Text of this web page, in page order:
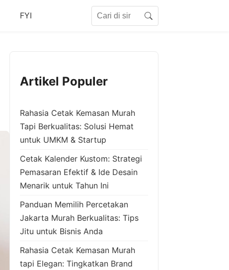
FYI Search
Artikel Populer
Rahasia Cetak Kemasan Murah
Tapi Berkualitas: Solusi Hemat
untuk UMKM & Startup
Cetak Kalender Kustom: Strategi
Pemasaran Efektif & Ide Desain
Menarik untuk Tahun Ini
Panduan Memilih Percetakan
Jakarta Murah Berkualitas: Tips
Jitu untuk Bisnis Anda
Rahasia Cetak Kemasan Murah
tapi Elegan: Tingkatkan Brand